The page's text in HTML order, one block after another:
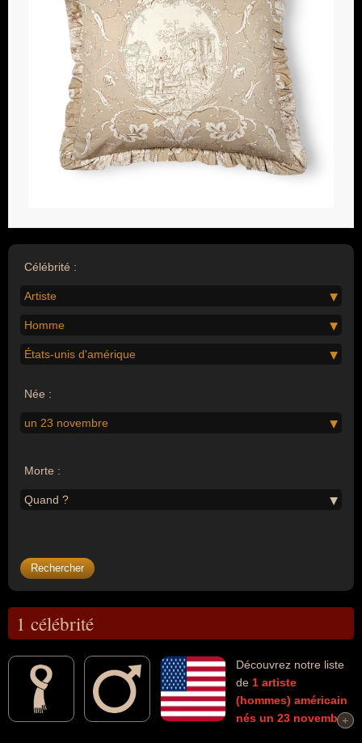
Célébrité :
Artiste
Homme
États-unis d'amérique
Née :
un 23 novembre
Morte :
Quand ?
1 célébrité
Découvrez notre liste
de 1 artiste
(hommes) américain
nés un 23 novembre
+
+